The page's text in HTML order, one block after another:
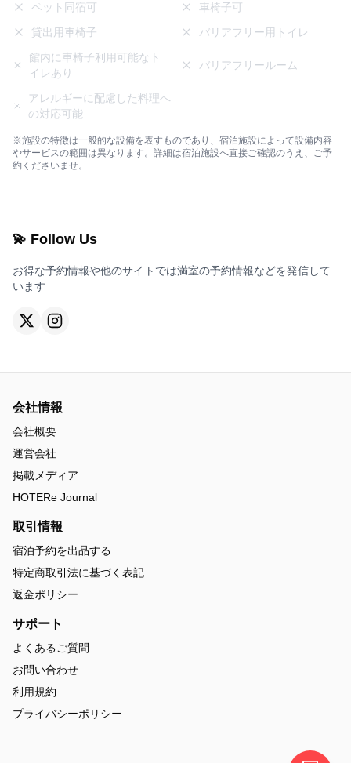
ペット同宿可
車椅子可
貸出用車椅子
バリアフリー用トイレ
館内に車椅子利用可能なト
イレあり
バリアフリールーム
アレルギーに配慮した料理へ
の対応可能
※施設の特徴は一般的な設備を表すものであり、宿泊施設によって設備内容
やサービスの範囲は異なります。詳細は宿泊施設へ直接ご確認のうえ、ご予
約くださいませ。
💫 Follow Us
お得な予約情報や他のサイトでは満室の予約情報などを発信して
います
会社情報
会社概要
運営会社
掲載メディア
HOTERe Journal
取引情報
宿泊予約を出品する
特定商取引法に基づく表記
返金ポリシー
サポート
よくあるご質問
お問い合わせ
利用規約
プライバシーポリシー